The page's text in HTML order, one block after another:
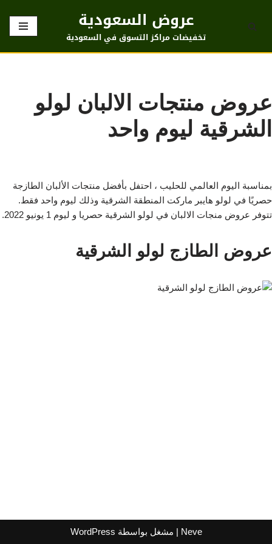
تخطى
عروض السعودية
تخفيضات مراكز التسوق في السعودية
عروض منتجات الالبان لولو
الشرقية ليوم واحد
بمناسبة اليوم العالمي للحليب ، احتفل بأفضل منتجات الألبان الطازجة
حصريًا في لولو هايبر ماركت المنطقة الشرقية وذلك ليوم واحد فقط.
تتوفر عروض منجات الالبان في لولو الشرقية حصريا و ليوم 1 يونيو 2022.
عروض الطازج لولو الشرقية
Neve | مشغل بواسطة WordPress
اشترك لتصلك عروض مراكز التسوق